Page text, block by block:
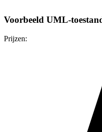
Voorbeeld UML-
Prijzen: